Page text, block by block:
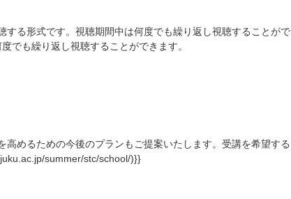
る形式です。視聴期間中は何度でも繰り返し視聴することがで
でも繰り返し視聴することができます。
めるための今後のプランもご提案いたします。受講を希望する
summer/stc/school/)}}